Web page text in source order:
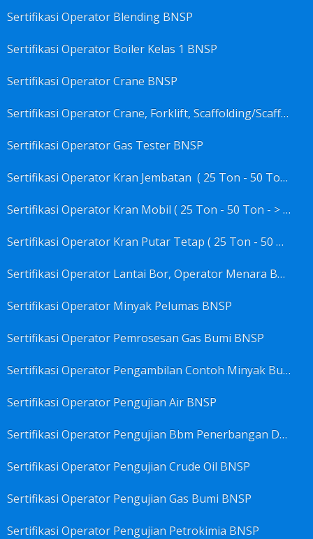
Sertifikasi Operator Blending BNSP
Sertifikasi Operator Boiler Kelas 1 BNSP
Sertifikasi Operator Crane BNSP
Sertifikasi Operator Crane, Forklift, Scaffolding/Scaffolder, Boiler, Rigger BNSP
Sertifikasi Operator Gas Tester BNSP
Sertifikasi Operator Kran Jembatan ( 25 Ton - 50 Ton - > 50 ) BNSP
Sertifikasi Operator Kran Mobil ( 25 Ton - 50 Ton - > 50 ) BNSP
Sertifikasi Operator Kran Putar Tetap ( 25 Ton - 50 Ton - > 50 ) BNSP
Sertifikasi Operator Lantai Bor, Operator Menara Bor, Juru Bor, Ahli Pengendali Pengeboran BNSP
Sertifikasi Operator Minyak Pelumas BNSP
Sertifikasi Operator Pemrosesan Gas Bumi BNSP
Sertifikasi Operator Pengambilan Contoh Minyak Bumi, Gas Bumi, Bbm- Bbn- Pelumas, Udara, Limbah, Air BNSP
Sertifikasi Operator Pengujian Air BNSP
Sertifikasi Operator Pengujian Bbm Penerbangan Dan Non Penerbangan BNSP
Sertifikasi Operator Pengujian Crude Oil BNSP
Sertifikasi Operator Pengujian Gas Bumi BNSP
Sertifikasi Operator Pengujian Petrokimia BNSP